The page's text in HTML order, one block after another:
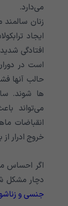
می‌‌‌‌‌‌‌‌‌‌‌‌‌دارد.
زنان
ایجاد
افتادگی
است در
حالب آنها
ها شوند.
می‌‌‌‌‌‌‌‌‌‌‌‌‌تواند
انقباضات
خروج ادرار
اگر احساس
دچار مشکل
جنسی و